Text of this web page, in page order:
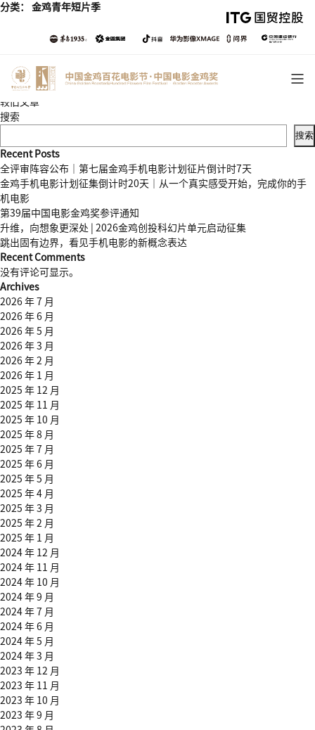
分类： 金鸡青年短片季
文
章
航
较旧文章
搜索
搜索
Recent Posts
全评审阵容公布｜第七届金鸡手机电影计划征片倒计时7天
金鸡手机电影计划征集倒计时20天｜从一个真实感受开始，完成你的手
机电影
第39届中国电影金鸡奖参评通知
升维，向想象更深处 | 2026金鸡创投科幻片单元启动征集
跳出固有边界，看见手机电影的新概念表达
Recent Comments
没有评论可显示。
Archives
2026 年 7 月
2026 年 6 月
2026 年 5 月
2026 年 3 月
2026 年 2 月
2026 年 1 月
2025 年 12 月
2025 年 11 月
2025 年 10 月
2025 年 8 月
2025 年 7 月
2025 年 6 月
2025 年 5 月
2025 年 4 月
2025 年 3 月
2025 年 2 月
2025 年 1 月
2024 年 12 月
2024 年 11 月
2024 年 10 月
2024 年 9 月
2024 年 7 月
2024 年 6 月
2024 年 5 月
2024 年 3 月
2023 年 12 月
2023 年 11 月
2023 年 10 月
2023 年 9 月